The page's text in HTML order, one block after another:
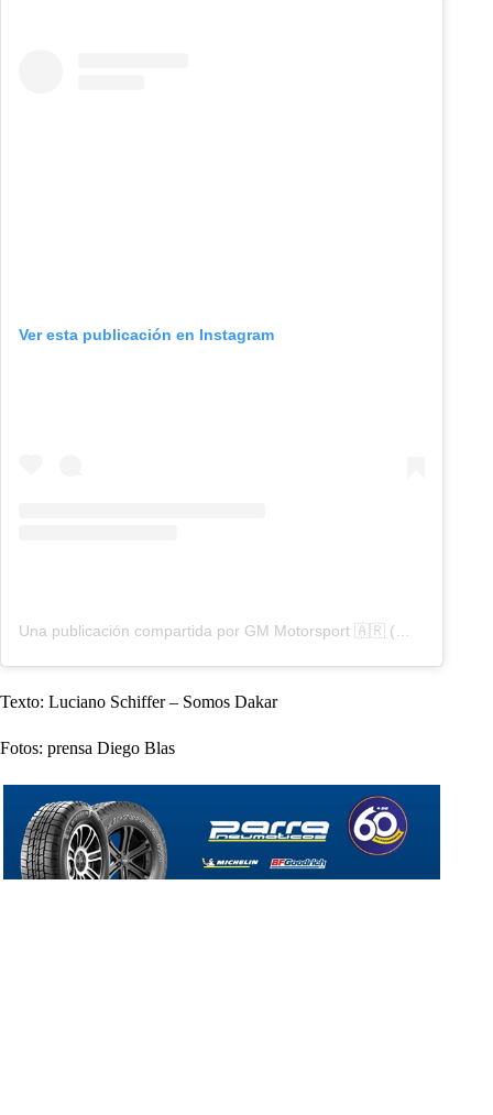
Ver esta publicación en Instagram
Una publicación compartida por GM Motorsport 🇦🇷 (@gmmotorsportarg)
Texto: Luciano Schiffer – Somos Dakar
Fotos: prensa Diego Blas